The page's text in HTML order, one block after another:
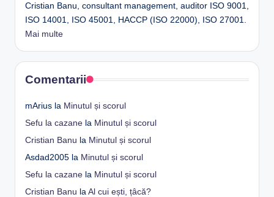
Cristian Banu, consultant management, auditor ISO 9001,
ISO 14001, ISO 45001, HACCP (ISO 22000), ISO 27001.
Mai multe
Comentarii
mArius la Minutul și scorul
Sefu la cazane la Minutul și scorul
Cristian Banu la Minutul și scorul
Asdad2005 la Minutul și scorul
Sefu la cazane la Minutul și scorul
Cristian Banu la Al cui ești, țâcă?